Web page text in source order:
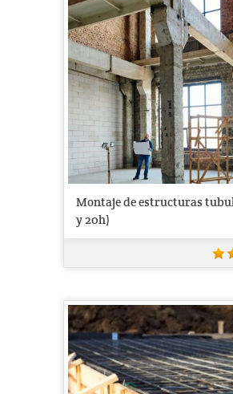
Montaje de estructuras
y 20h)